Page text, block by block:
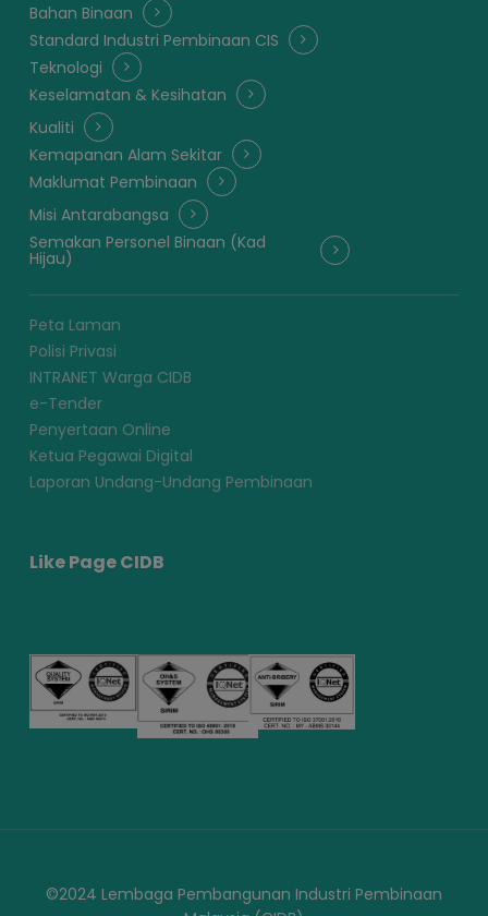
Bahan Binaan
Standard Industri Pembinaan CIS
Teknologi
Keselamatan & Kesihatan
Kualiti
Kemapanan Alam Sekitar
Maklumat Pembinaan
Misi Antarabangsa
Semakan Personel Binaan (Kad
Hijau)
Peta Laman
Polisi Privasi
INTRANET Warga CIDB
e-Tender
Penyertaan Online
Ketua Pegawai Digital
Laporan Undang-Undang Pembinaan
Like Page CIDB
©2024 Lembaga Pembangunan Industri Pembinaan